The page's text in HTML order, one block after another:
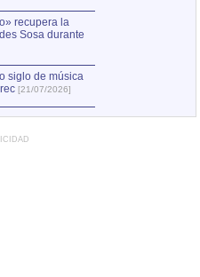
recupera la
Sosa durante
siglo de música
[21/07/2026]